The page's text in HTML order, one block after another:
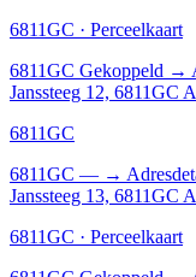
6811GC · Perceelkaart
6811GC Gekoppeld →
Janssteeg 12, 6811GC
6811GC
6811GC — →
Janssteeg 13, 6811GC
6811GC · Perceelkaart